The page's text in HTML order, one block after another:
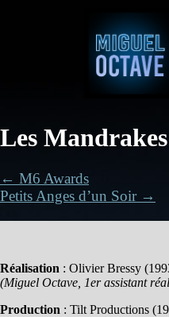
Les
← M6 Awards
Petits Anges d’un Soir →
Réalisation : Olivier Bressy
(Miguel Octave, 1er assistant
Production : Tilt Productions